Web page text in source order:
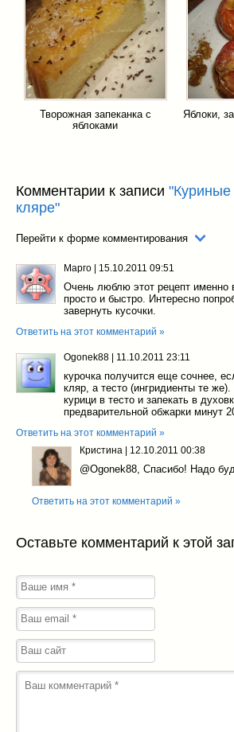
Творожная запеканка с
яблоками
Яблоки,
Комментарии к записи "Куриные
кляре"
Перейти к форме комментирования
Марго | 15.10.2011 09:51
Очень люблю этот рецепт именно
просто и быстро. Интересно
завернуть кусочки.
Ответить на этот комментарий »
Ogonek88 | 11.10.2011 23:11
курочка получится еще сочнее,
кляр, а тесто (ингридиенты те же).
курици в тесто и запекать в
предварительной обжарки минут
Ответить на этот комментарий »
Кристина | 12.10.2011 00:38
@Ogonek88 , Спасибо! Надо
Ответить на этот комментарий »
Оставьте комментарий к этой